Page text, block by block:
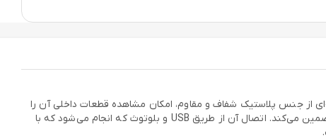
از جنس پلاستیک شفاف و مقاوم، امکان مشاهده قطعات داخلی آن را
فراهم کرده و ترکیبی از تکنولوژی و زیبایی را به نمایش می‌گذارد. این محصول مجهز به حسگر اپتیکال با دقت بالا است که حرکت روان و دقیق را تضمین می‌کند. اتصال آن از طریق USB و بلوتوث که انجام می‌شود که با